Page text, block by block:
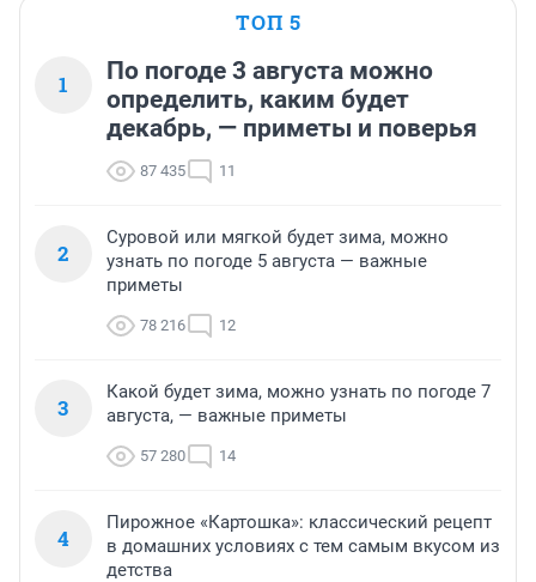
ТОП 5
1
По погоде 3 августа можно
определить, каким будет
декабрь, — приметы и поверья
87 435 11
2
Суровой или мягкой будет зима, можно
узнать по погоде 5 августа — важные
приметы
78 216 12
3
Какой будет зима, можно узнать по погоде 7
августа, — важные приметы
57 280 14
4
Пирожное «Картошка»: классический рецепт
в домашних условиях с тем самым вкусом из
детства